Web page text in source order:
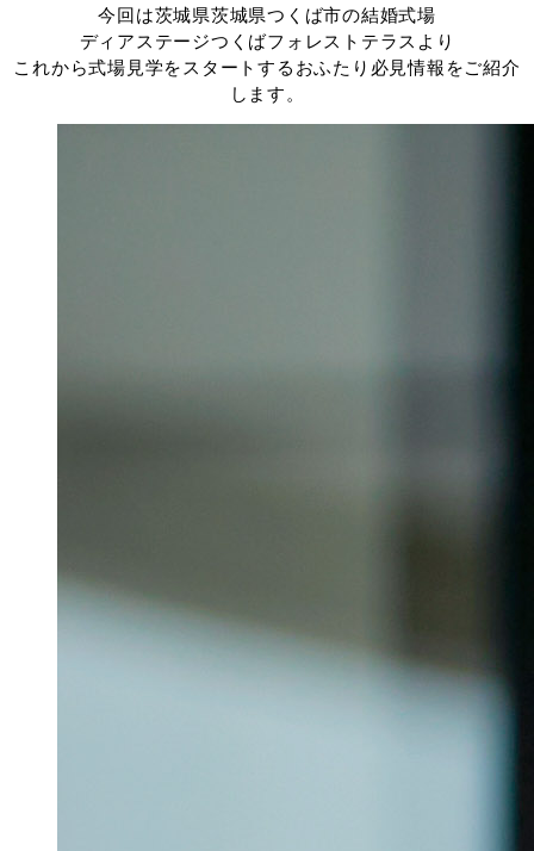
今回は茨城県茨城県つくば市の結婚式場
ディアステージつくばフォレストテラスより
これから式場見学をスタートするおふたり必見情報をご紹介
します。